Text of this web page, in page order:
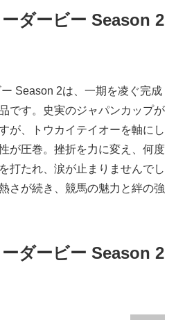
ダービー Season 2
Season 2は、一期を凌ぐ完成
です。史実のジャパンカップが
が、トウカイテイオーを軸にし
が圧巻。挫折を力に変え、何度
打たれ、涙が止まりませんでし
さが続き、競馬の魅力と絆の強
ダービー Season 2